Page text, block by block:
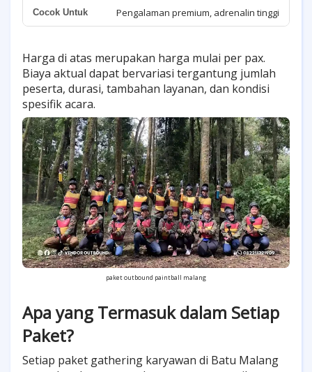
Pengalaman premium, adrenalin tinggi
Harga di atas merupakan harga mulai per pax.
Biaya aktual dapat bervariasi tergantung jumlah
peserta, durasi, tambahan layanan, dan kondisi
spesifik acara.
paket outbound paintball malang
Apa yang Termasuk dalam Setiap
Paket?
Setiap paket gathering karyawan di Batu Malang